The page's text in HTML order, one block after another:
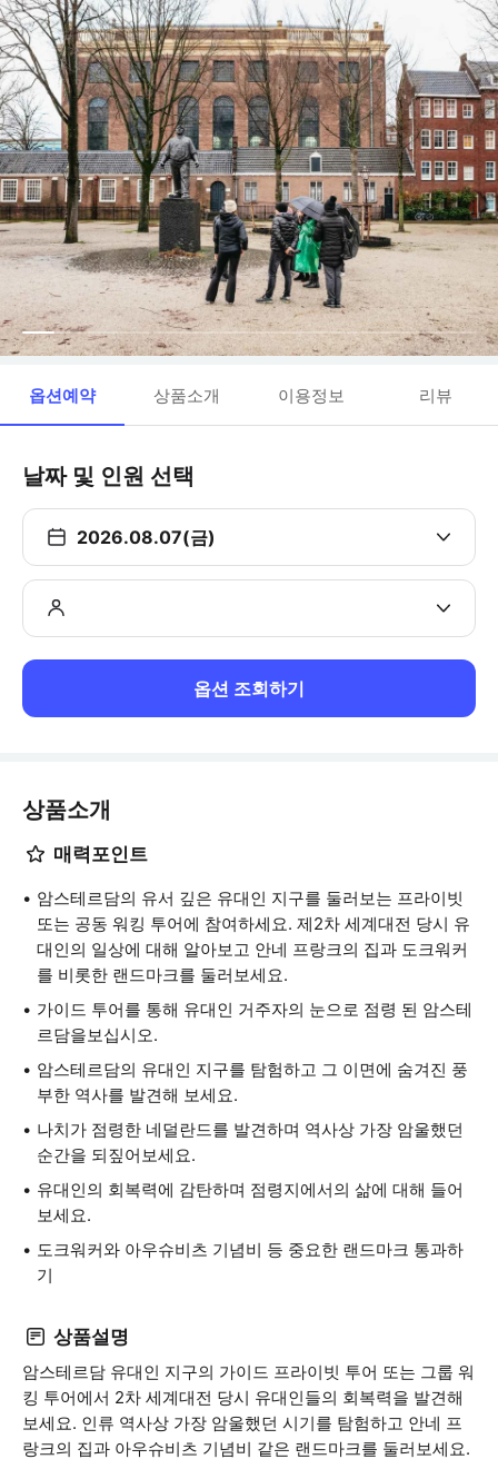
옵션예약 상품소개 이용정보 리뷰
날짜 및 인원 선택
2026.08.07(금)
옵션 조회하기
상품소개
매력포인트
암스테르담의 유서 깊은 유대인 지구를 둘러보는 프라이빗
또는 공동 워킹 투어에 참여하세요. 제2차 세계대전 당시 유
대인의 일상에 대해 알아보고 안네 프랑크의 집과 도크워커
를 비롯한 랜드마크를 둘러보세요.
가이드 투어를 통해 유대인 거주자의 눈으로 점령 된 암스테
르담을보십시오.
암스테르담의 유대인 지구를 탐험하고 그 이면에 숨겨진 풍
부한 역사를 발견해 보세요.
나치가 점령한 네덜란드를 발견하며 역사상 가장 암울했던
순간을 되짚어보세요.
유대인의 회복력에 감탄하며 점령지에서의 삶에 대해 들어
보세요.
도크워커와 아우슈비츠 기념비 등 중요한 랜드마크 통과하
기
상품설명
암스테르담 유대인 지구의 가이드 프라이빗 투어 또는 그룹 워
킹 투어에서 2차 세계대전 당시 유대인들의 회복력을 발견해
보세요. 인류 역사상 가장 암울했던 시기를 탐험하고 안네 프
랑크의 집과 아우슈비츠 기념비 같은 랜드마크를 둘러보세요.